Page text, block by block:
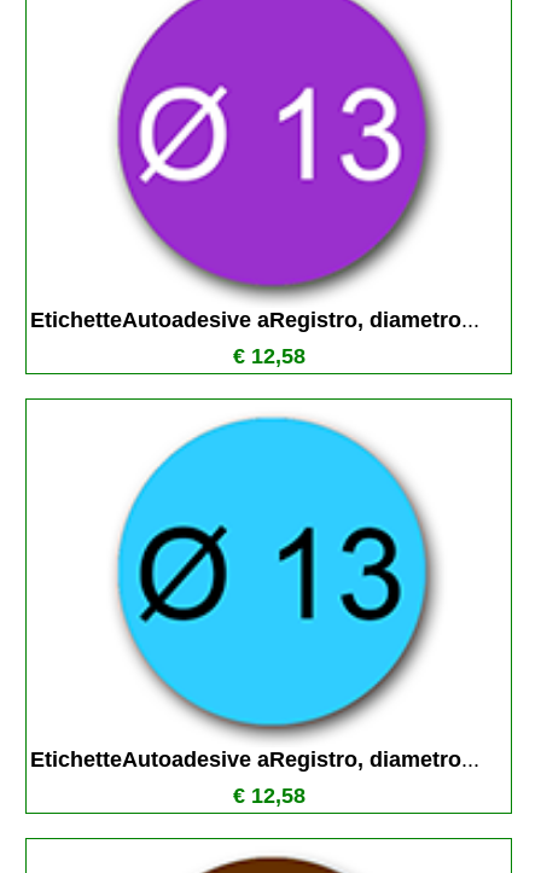
EtichetteAutoadesive aRegistro, diametro...
€ 12,58
EtichetteAutoadesive aRegistro, diametro...
€ 12,58